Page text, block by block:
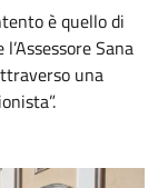
è quello di
Sana
una